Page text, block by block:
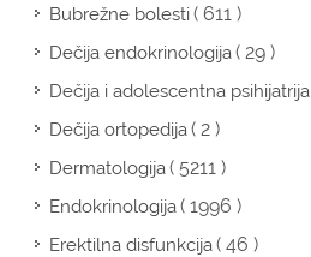
Bubrežne bolesti( 611 )
Dečija endokrinologija( 29 )
Dečija i adolescentna psihijatrija
Dečija ortopedija( 2 )
Dermatologija( 5211 )
Endokrinologija( 1996 )
Erektilna disfunkcija( 46 )